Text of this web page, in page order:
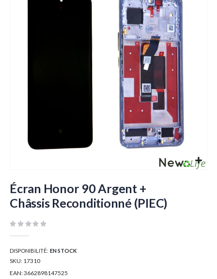
au
début
de
Galerie
d’images
Écran Honor 90 Argent +
Châssis Reconditionné (PIEC)
DISPONIBILITÉ: EN STOCK
SKU: 17310
EAN:3662898147525